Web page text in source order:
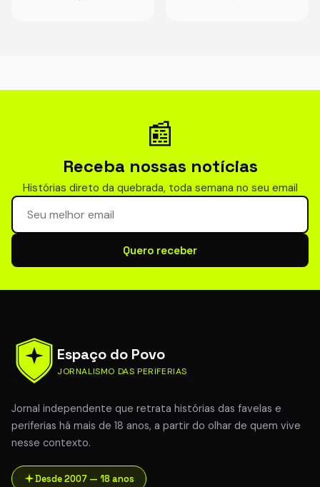
📰
Receba nossas notícias
Histórias direto da quebrada, toda semana no seu email
Seu email para newsletter
Quero receber
Espaço do Povo
JORNALISMO DAS PERIFERIAS
Jornal independente que retrata histórias das favelas e
periferias há mais de 18 anos, a partir do olhar de quem vive
nesse contexto.
Desde 2007 — 18 anos